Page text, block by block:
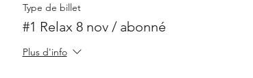
Type de billet
#1 Relax 8 nov / abonné
Plus d'info